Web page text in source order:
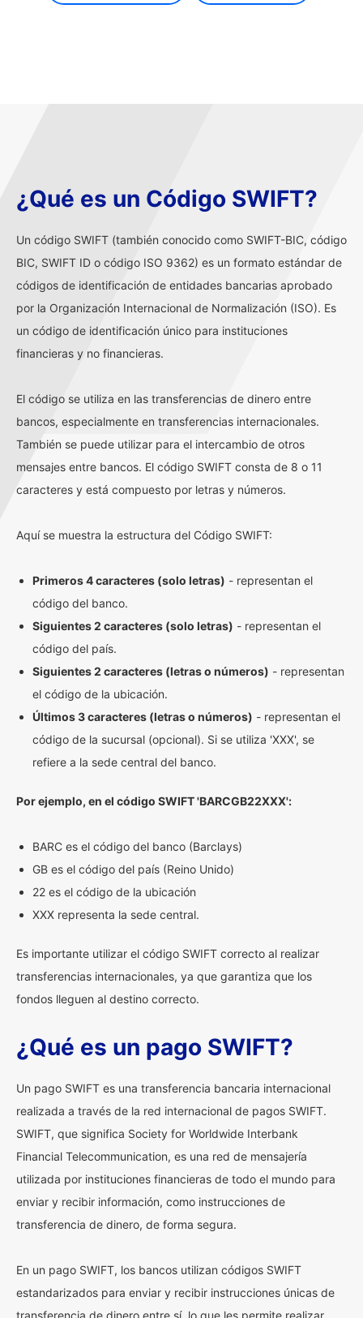
¿Qué es un Código SWIFT?
Un código SWIFT (también conocido como SWIFT-BIC, código
BIC, SWIFT ID o código ISO 9362) es un formato estándar de
códigos de identificación de entidades bancarias aprobado
por la Organización Internacional de Normalización (ISO). Es
un código de identificación único para instituciones
financieras y no financieras.
El código se utiliza en las transferencias de dinero entre
bancos, especialmente en transferencias internacionales.
También se puede utilizar para el intercambio de otros
mensajes entre bancos. El código SWIFT consta de 8 o 11
caracteres y está compuesto por letras y números.
Aquí se muestra la estructura del Código SWIFT:
Primeros 4 caracteres (solo letras) - representan el
código del banco.
Siguientes 2 caracteres (solo letras) - representan el
código del país.
Siguientes 2 caracteres (letras o números) - representan
el código de la ubicación.
Últimos 3 caracteres (letras o números) - representan el
código de la sucursal (opcional). Si se utiliza 'XXX', se
refiere a la sede central del banco.
Por ejemplo, en el código SWIFT 'BARCGB22XXX':
BARC es el código del banco (Barclays)
GB es el código del país (Reino Unido)
22 es el código de la ubicación
XXX representa la sede central.
Es importante utilizar el código SWIFT correcto al realizar
transferencias internacionales, ya que garantiza que los
fondos lleguen al destino correcto.
¿Qué es un pago SWIFT?
Un pago SWIFT es una transferencia bancaria internacional
realizada a través de la red internacional de pagos SWIFT.
SWIFT, que significa Society for Worldwide Interbank
Financial Telecommunication, es una red de mensajería
utilizada por instituciones financieras de todo el mundo para
enviar y recibir información, como instrucciones de
transferencia de dinero, de forma segura.
En un pago SWIFT, los bancos utilizan códigos SWIFT
estandarizados para enviar y recibir instrucciones únicas de
transferencia de dinero entre sí, lo que les permite realizar